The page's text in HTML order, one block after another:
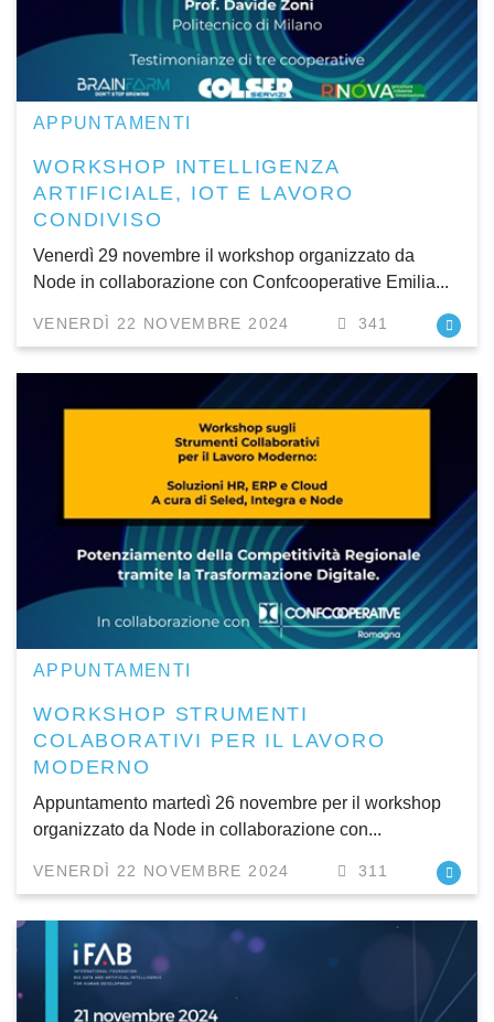
APPUNTAMENTI
WORKSHOP INTELLIGENZA
ARTIFICIALE, IOT E LAVORO
CONDIVISO
Venerdì 29 novembre il workshop organizzato da
Node in collaborazione con Confcooperative Emilia...
VENERDÌ 22 NOVEMBRE 2024 341
APPUNTAMENTI
WORKSHOP STRUMENTI
COLABORATIVI PER IL LAVORO
MODERNO
Appuntamento martedì 26 novembre per il workshop
organizzato da Node in collaborazione con...
VENERDÌ 22 NOVEMBRE 2024 311